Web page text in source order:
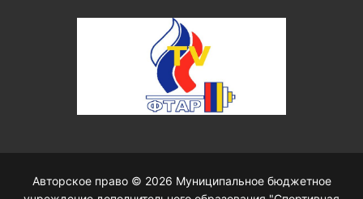
Авторское право © 2026 Муниципальное бюджетное